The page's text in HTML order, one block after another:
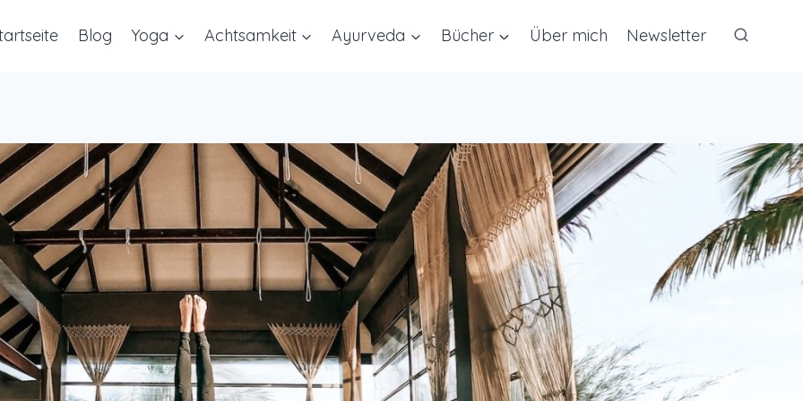
Blog Yoga Achtsamkeit Ayurveda Bücher Über mich Newsletter